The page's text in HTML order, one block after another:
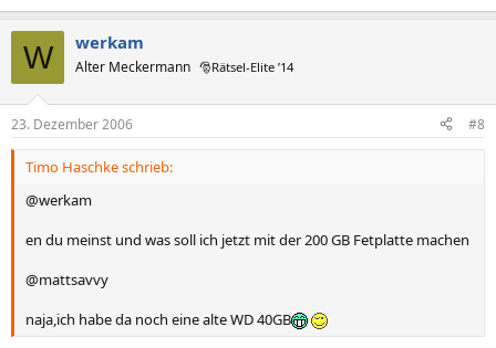
W werkam
Alter Meckermann 🎅Rätsel-Elite ’14
23. Dezember 2006 #8
Timo Haschke schrieb:
@werkam
en du meinst und was soll ich jetzt mit der 200 GB Fetplatte machen
@mattsavvy
naja,ich habe da noch eine alte WD 40GB